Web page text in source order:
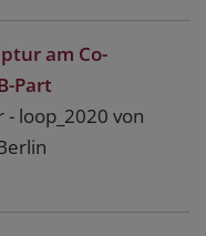
am Co-
Part
loop_2020 von